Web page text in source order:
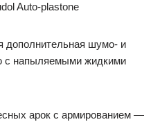
Auto-plastone
дополнительная шумо- и
с напыляемыми жидкими
арок с армированием —